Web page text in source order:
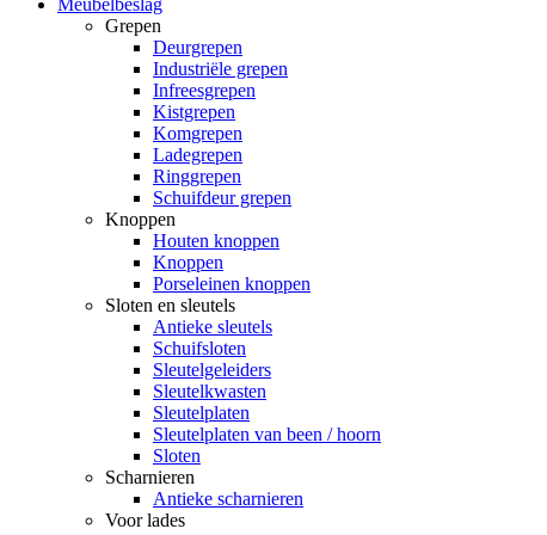
Meubelbeslag
Grepen
Deurgrepen
Industriële grepen
Infreesgrepen
Kistgrepen
Komgrepen
Ladegrepen
Ringgrepen
Schuifdeur grepen
Knoppen
Houten knoppen
Knoppen
Porseleinen knoppen
Sloten en sleutels
Antieke sleutels
Schuifsloten
Sleutelgeleiders
Sleutelkwasten
Sleutelplaten
Sleutelplaten van been / hoorn
Sloten
Scharnieren
Antieke scharnieren
Voor lades